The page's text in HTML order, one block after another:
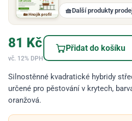
🏡 Hnojík profil 🧺Další produkty
81 Kč
vč. 12% DPH
Přidat do košíku
Silnostěnné kvadratické hybridy
určené pro pěstování v krytech,
oranžová.